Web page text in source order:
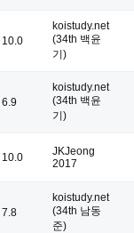
10.0
koistudy.net
(34th 백윤
기)
6.9
koistudy.net
(34th 백윤
기)
10.0
JKJeong
2017
7.8
koistudy.net
(34th 남동
준)